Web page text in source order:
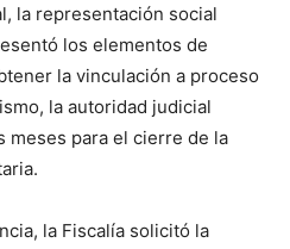
la representación social
los elementos de
la vinculación a proceso
la autoridad judicial
meses para el cierre de la
la Fiscalía solicitó la